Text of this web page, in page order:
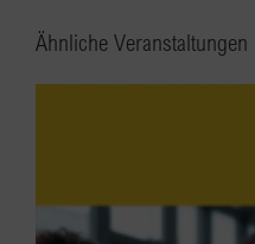
Ähnliche Veranstaltungen